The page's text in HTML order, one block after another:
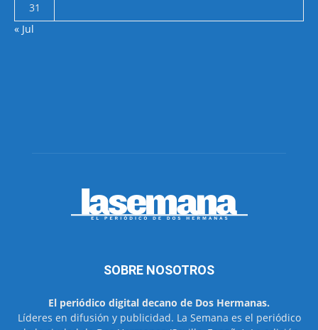
31
« Jul
SOBRE NOSOTROS
El periódico digital decano de Dos Hermanas.
Líderes en difusión y publicidad. La Semana es el periódico